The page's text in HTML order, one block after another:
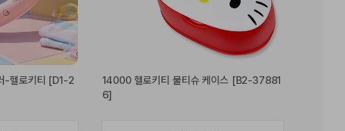
-헬로키티 [D1-2
14000 헬로키티 물티슈 케이스 [B2-37881
6]